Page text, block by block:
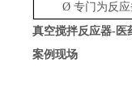
Ø 专门为反
真空搅拌反应器-医
案例现场